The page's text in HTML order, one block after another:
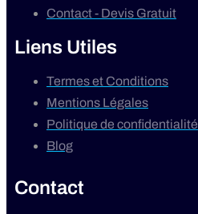
Contact - Devis Gratuit
Liens Utiles
Termes et Conditions
Mentions Légales
Politique de confidentialité
Blog
Contact